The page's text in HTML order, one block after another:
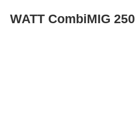
WATT CombiMIG 250